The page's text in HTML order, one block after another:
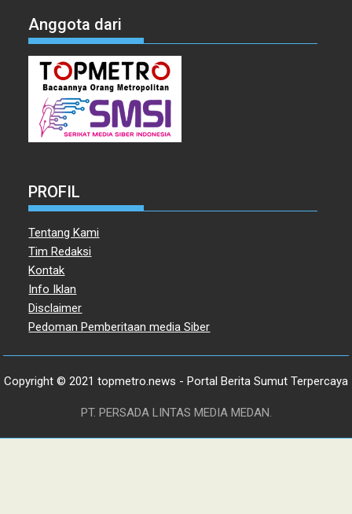
Anggota dari
PROFIL
Tentang Kami
Tim Redaksi
Kontak
Info Iklan
Disclaimer
Pedoman Pemberitaan media Siber
Copyright © 2021 topmetro.news - Portal Berita Sumut Terpercaya
PT. PERSADA LINTAS MEDIA MEDAN.